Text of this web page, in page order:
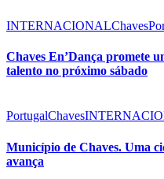
INTERNACIONALChaves
Chaves En’Dança promete
talento no próximo sábado
PortugalChaves
Município de Chaves. Uma
avança